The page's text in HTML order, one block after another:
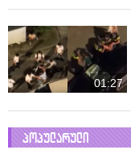
01:27
პოპულარული